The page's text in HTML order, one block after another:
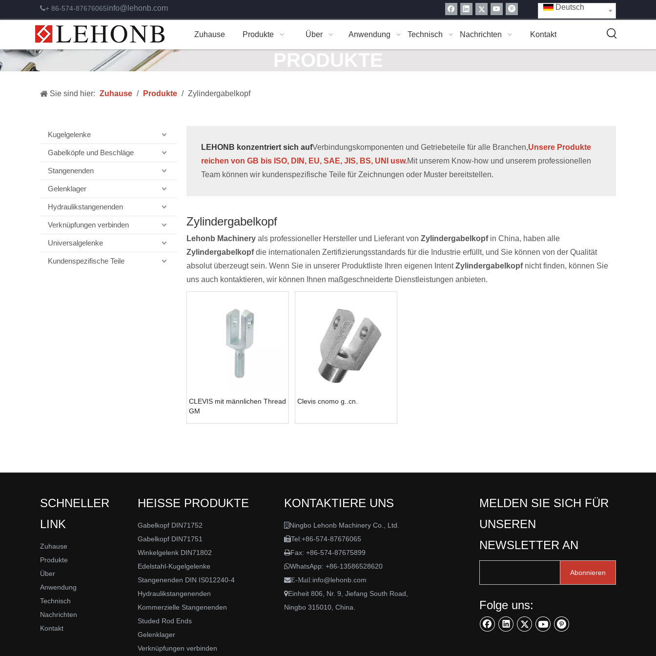
+ 86-574-87676065info@lehonb.com Deutsch
Zuhause Produkte Über Anwendung Technisch Nachrichten Kontakt
PRODUKTE
Sie sind hier: Zuhause / Produkte / Zylindergabelkopf
Kugelgelenke
Gabelköpfe und Beschläge
Stangenenden
Gelenklager
Hydraulikstangenenden
Verknüpfungen verbinden
Universalgelenke
Kundenspezifische Teile
LEHONB konzentriert sich aufVerbindungskomponenten und Getriebeteile für alle Branchen,Unsere Produkte
reichen von GB bis ISO, DIN, EU, SAE, JIS, BS, UNI usw.Mit unserem Know-how und unserem professionellen
Team können wir kundenspezifische Teile für Zeichnungen oder Muster bereitstellen.
Zylindergabelkopf
Lehonb Machinery als professioneller Hersteller und Lieferant von Zylindergabelkopfin China, haben alle
Zylindergabelkopfdie internationalen Zertifizierungsstandards für die Industrie erfüllt, und Sie können von der Qualität
absolut überzeugt sein. Wenn Sie in unserer Produktliste Ihren eigenen IntentZylindergabelkopfnicht finden, können Sie
uns auch kontaktieren, wir können Ihnen maßgeschneiderte Dienstleistungen anbieten.
CLEVIS mit männlichen Thread
GM
Clevis cnomo g..cn.
SCHNELLER
LINK
Zuhause
Produkte
Über
Anwendung
Technisch
Nachrichten
Kontakt
HEISSE PRODUKTE
Gabelkopf DIN71752
Gabelkopf DIN71751
Winkelgelenk DIN71802
Edelstahl-Kugelgelenke
Stangenenden DIN IS012240-4
Hydraulikstangenenden
Kommerzielle Stangenenden
Studed Rod Ends
Gelenklager
Verknüpfungen verbinden
KONTAKTIERE UNS
 Ningbo Lehonb Machinery Co., Ltd.
Tel:+86-574-87676065
Fax: +86-574-87675899
WhatsApp: +86-13586528620
E-Mail:info@lehonb.com
Einheit 806, Nr. 9, Jiefang South Road,
Ningbo 315010, China.
MELDEN SIE SICH FÜR
UNSEREN
NEWSLETTER AN
Abonnieren
Folge uns: